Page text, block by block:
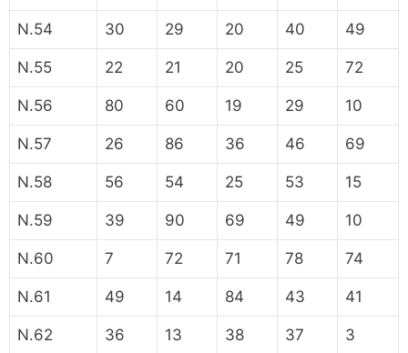
N.54 30 29 20 40 49
N.55 22 21 20 25 72
N.56 80 60 19 29 10
N.57 26 86 36 46 69
N.58 56 54 25 53 15
N.59 39 90 69 49 10
N.60 7 72 71 78 74
N.61 49 14 84 43 41
N.62 36 13 38 37 3